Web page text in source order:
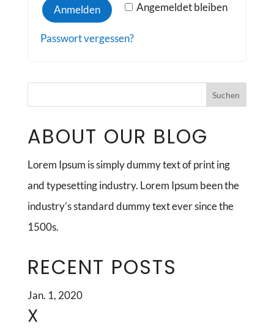
Angemeldet bleiben
Anmelden
Passwort vergessen?
ABOUT OUR BLOG
Lorem Ipsum is simply dummy text of print ing
and typesetting industry. Lorem Ipsum been the
industry’s standard dummy text ever since the
1500s.
RECENT POSTS
Jan. 1, 2020
X